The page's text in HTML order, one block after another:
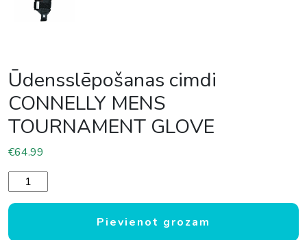
Ūdensslēpošanas cimdi
CONNELLY MENS
TOURNAMENT GLOVE
€64.99
Ūdensslēpošanas cimdi CONNELLY MENS TOURNAMENT
Pievienot grozam